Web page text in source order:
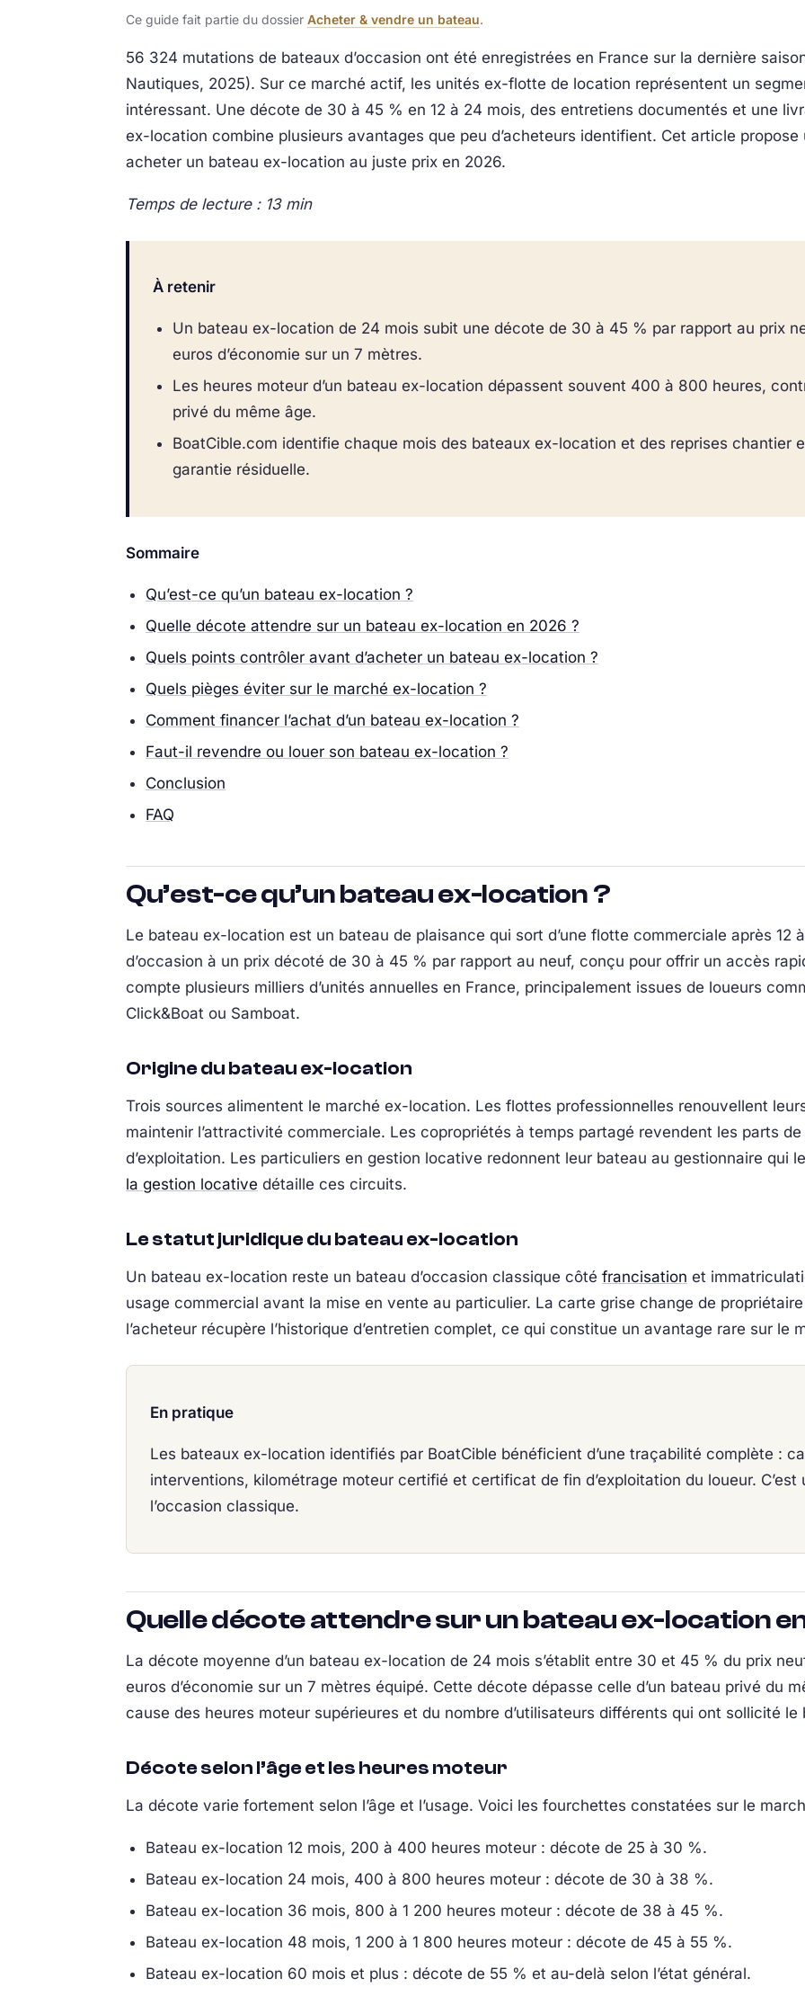
Ce guide fait partie du dossier Acheter & vendre un bateau.
56 324 mutations de bateaux d’occasion ont été enregistrées en France sur la dernière
Nautiques, 2025). Sur ce marché actif, les unités ex-flotte de location représentent un
intéressant. Une décote de 30 à 45 % en 12 à 24 mois, des entretiens documentés et une
ex-location combine plusieurs avantages que peu d’acheteurs identifient. Cet article
acheter un bateau ex-location au juste prix en 2026.
Temps de lecture : 13 min
À retenir
Un bateau ex-location de 24 mois subit une décote de 30 à 45 % par rapport au prix
euros d’économie sur un 7 mètres.
Les heures moteur d’un bateau ex-location dépassent souvent 400 à 800 heures,
privé du même âge.
BoatCible.com identifie chaque mois des bateaux ex-location et des reprises chantier
garantie résiduelle.
Sommaire
Qu’est-ce qu’un bateau ex-location ?
Quelle décote attendre sur un bateau ex-location en 2026 ?
Quels points contrôler avant d’acheter un bateau ex-location ?
Quels pièges éviter sur le marché ex-location ?
Comment financer l’achat d’un bateau ex-location ?
Faut-il revendre ou louer son bateau ex-location ?
Conclusion
FAQ
Qu’est-ce qu’un bateau ex-location ?
Le bateau ex-location est un bateau de plaisance qui sort d’une flotte commerciale après 12
d’occasion à un prix décoté de 30 à 45 % par rapport au neuf, conçu pour offrir un accès
compte plusieurs milliers d’unités annuelles en France, principalement issues de loueurs
Click&Boat ou Samboat.
Origine du bateau ex-location
Trois sources alimentent le marché ex-location. Les flottes professionnelles renouvellent
maintenir l’attractivité commerciale. Les copropriétés à temps partagé revendent les parts
d’exploitation. Les particuliers en gestion locative redonnent leur bateau au gestionnaire qui
la gestion locative détaille ces circuits.
Le statut juridique du bateau ex-location
Un bateau ex-location reste un bateau d’occasion classique côté francisation et
usage commercial avant la mise en vente au particulier. La carte grise change de
l’acheteur récupère l’historique d’entretien complet, ce qui constitue un avantage rare sur le
En pratique
Les bateaux ex-location identifiés par BoatCible bénéficient d’une traçabilité complète :
interventions, kilométrage moteur certifié et certificat de fin d’exploitation du loueur.
l’occasion classique.
Quelle décote attendre sur un bateau ex-location
La décote moyenne d’un bateau ex-location de 24 mois s’établit entre 30 et 45 % du prix
euros d’économie sur un 7 mètres équipé. Cette décote dépasse celle d’un bateau privé du
cause des heures moteur supérieures et du nombre d’utilisateurs différents qui ont sollicité le
Décote selon l’âge et les heures moteur
La décote varie fortement selon l’âge et l’usage. Voici les fourchettes constatées sur le
Bateau ex-location 12 mois, 200 à 400 heures moteur : décote de 25 à 30 %.
Bateau ex-location 24 mois, 400 à 800 heures moteur : décote de 30 à 38 %.
Bateau ex-location 36 mois, 800 à 1 200 heures moteur : décote de 38 à 45 %.
Bateau ex-location 48 mois, 1 200 à 1 800 heures moteur : décote de 45 à 55 %.
Bateau ex-location 60 mois et plus : décote de 55 % et au-delà selon l’état général.